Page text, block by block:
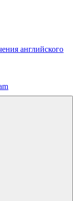
английского